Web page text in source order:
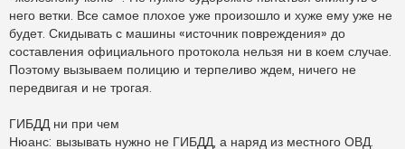
него ветки. Все самое плохое уже произошло и хуже ему уже не
будет. Скидывать с машины «источник повреждения» до
составления официального протокола нельзя ни в коем случае.
Поэтому вызываем полицию и терпеливо ждем, ничего не
передвигая и не трогая.
ГИБДД ни при чем
Нюанс: вызывать нужно не ГИБДД, а наряд из местного ОВД.